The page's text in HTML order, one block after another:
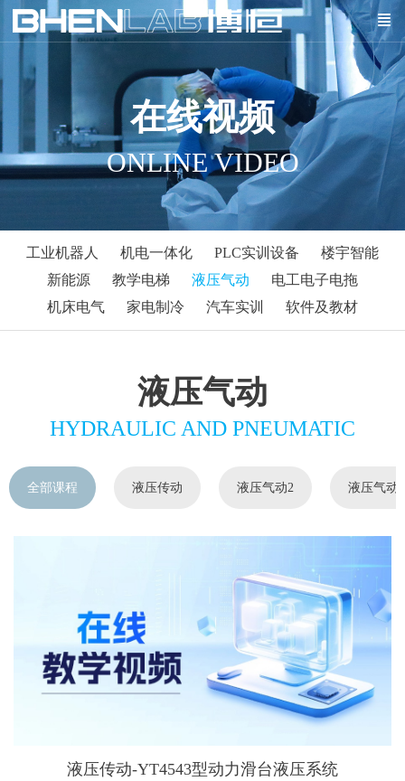
在线视频
ONLINE VIDEO
工业机器人 机电一体化 PLC实训设备
楼宇智能
新能源
教学电梯 液压气动
电工电子电拖
机床电气
家电制冷 汽车实训 软件及教材
液压气动
HYDRAULIC AND PNEUMATIC
全部课程 液压传动 液压气动2 液压气动3
液压传动-YT4543型动力滑台液压系统